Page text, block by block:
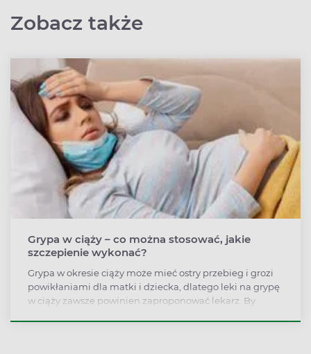
Zobacz także
Grypa w ciąży – co można stosować, jakie
szczepienie wykonać?
Grypa w okresie ciąży może mieć ostry przebieg i grozi
powikłaniami dla matki i dziecka, dlatego leki na grypę
w ciąży zawsze powinien zaproponować lekarz. By